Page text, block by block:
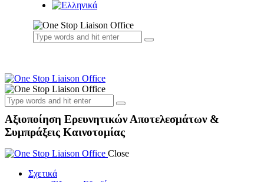
Αξιοποίηση Ερευνητικών Αποτελεσμάτων &
Συμπράξεις Καινοτομίας
Close
Σχετικά